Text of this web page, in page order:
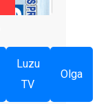
Luzu
TV
Olga